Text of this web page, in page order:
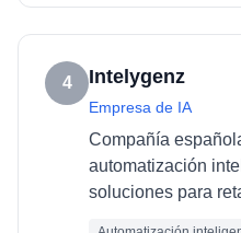
4 Intelygenz
Empresa de IA
Compañía
automatización
soluciones para